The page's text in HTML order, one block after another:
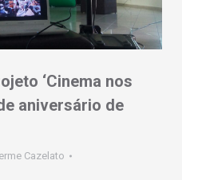
‘Cinema nos
aniversário de
Cazelato